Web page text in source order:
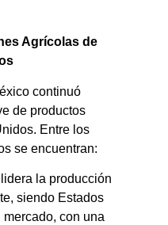
Agrícolas de
continuó
de productos
Entre los
se encuentran:​
la producción
siendo Estados
con una